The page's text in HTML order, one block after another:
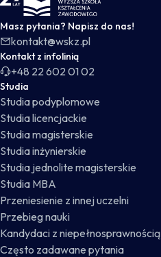
Masz pytania? Napisz do nas!
kontakt@wskz.pl
Kontakt z infolinią
+48 22 602 01 02
Studia
Studia podyplomowe
Studia licencjackie
Studia magisterskie
Studia inżynierskie
Studia jednolite magisterskie
Studia MBA
Przeniesienie z innej uczelni
Przebieg nauki
Kandydaci z niepełnosprawnością
Często zadawane pytania